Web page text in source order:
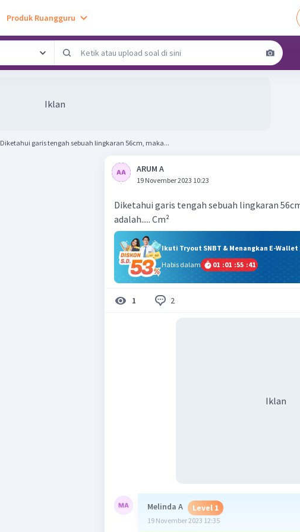
Produk Ruangguru
Iklan
Diketahui garis tengah sebuah lingkaran 56cm, maka...
ARUM A
19 November 2023 10:23
Diketahui garis tengah sebuah lingkaran
adalah..... Cm²
Ikuti Tryout SNBT & Menangkan E-Wallet
Habis dalam
01 :01 :55 :41
1 2
Iklan
Melinda A Level 1
19 November 2023 12:35